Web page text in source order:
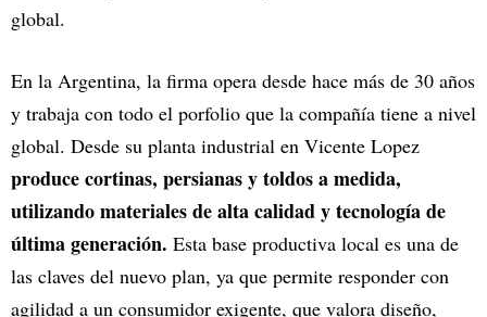
global.
En la Argentina, la firma opera desde hace más de 30 años
y trabaja con todo el porfolio que la compañía tiene a nivel
global. Desde su planta industrial en Vicente Lopez
produce cortinas, persianas y toldos a medida,
utilizando materiales de alta calidad y tecnología de
última generación. Esta base productiva local es una de
las claves del nuevo plan, ya que permite responder con
agilidad a un consumidor exigente, que valora diseño,